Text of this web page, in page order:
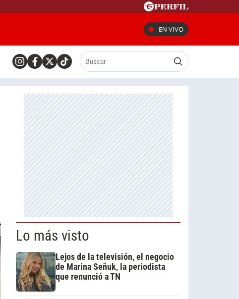
EN VIVO
Lo más visto
Lejos de la televisión, el negocio
de Marina Señuk, la periodista
que renunció a TN